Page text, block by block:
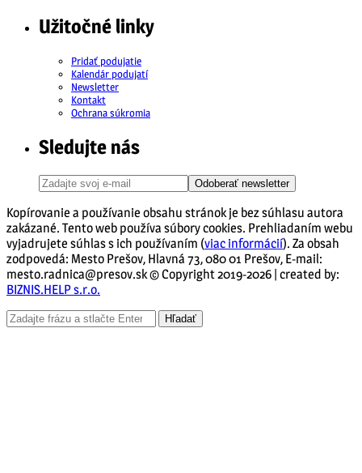
Užitočné linky
Pridať podujatie
Kalendár podujatí
Newsletter
Kontakt
Ochrana súkromia
Sledujte nás
Odoberať newsletter
Kopírovanie a používanie obsahu stránok je bez súhlasu autora
zakázané. Tento web používa súbory cookies. Prehliadaním webu
vyjadrujete súhlas s ich používaním (viac informácií). Za obsah
zodpovedá: Mesto Prešov, Hlavná 73, 080 01 Prešov, E-mail:
mesto.radnica@presov.sk © Copyright 2019-2026 | created by:
BIZNIS.HELP s.r.o.